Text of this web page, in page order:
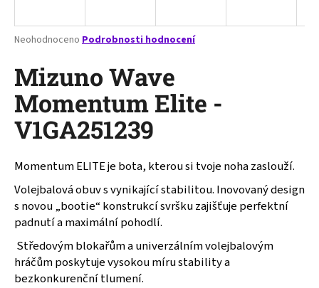
Průměrné
produktu
je
0,0
z
5
hvězdiček.
Neohodnoceno Podrobnosti hodnocení
Mizuno Wave
Momentum Elite -
V1GA251239
Momentum ELITE je bota, kterou si tvoje noha zaslouží.
Volejbalová obuv s vynikající stabilitou. Inovovaný design
s novou „bootie“ konstrukcí svršku zajišťuje perfektní
padnutí a maximální pohodlí.
Středovým blokařům a univerzálním volejbalovým
hráčům poskytuje vysokou míru stability a
bezkonkurenční tlumení.
j
t
?
HLEDAT
D
o
p
o